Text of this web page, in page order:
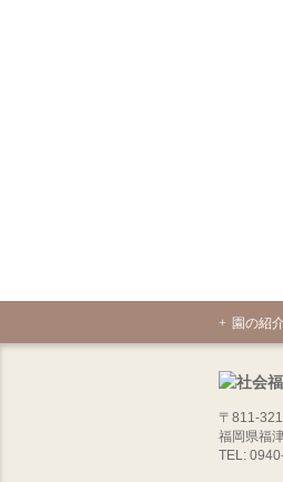
園の紹
〒811-
福岡県福
TEL: